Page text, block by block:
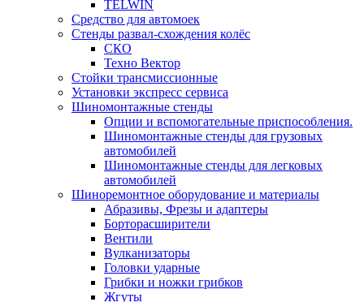
TELWIN
Средство для автомоек
Стенды развал-схождения колёс
СКО
Техно Вектор
Стойки трансмиссионные
Установки экспресс сервиса
Шиномонтажные стенды
Опции и вспомогательные приспособления.
Шиномонтажные стенды для грузовых
автомобилей
Шиномонтажные стенды для легковых
автомобилей
Шиноремонтное оборудование и материалы
Абразивы, Фрезы и адаптеры
Борторасширители
Вентили
Вулканизаторы
Головки ударные
Грибки и ножки грибков
Жгуты